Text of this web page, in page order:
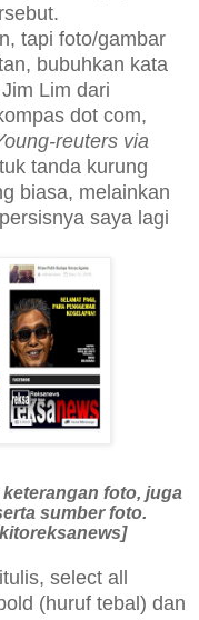
tapi foto/gambar
bubuhkan kata
Lim dari
dot com,
reuters via
tanda kurung
biasa, melainkan
saya lagi
foto, juga
sumber foto.
select all
(huruf tebal) dan